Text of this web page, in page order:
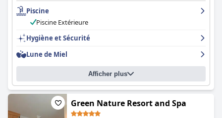
Piscine
Piscine Extérieure
Hygiène et Sécurité
Lune de Miel
Afficher plus
Green Nature Resort and Spa